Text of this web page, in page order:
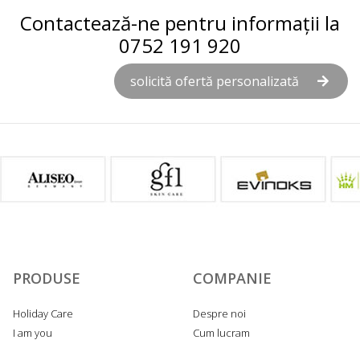
Contactează-ne pentru informații la
0752 191 920
solicită ofertă personalizată
PRODUSE
Holiday Care
I am you
COMPANIE
Despre noi
Cum lucram